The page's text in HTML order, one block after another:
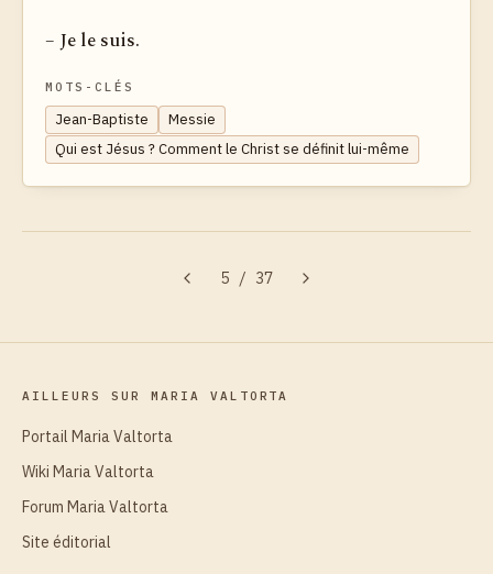
– Je le suis.
MOTS-CLÉS
Jean-Baptiste
Messie
Qui est Jésus ? Comment le Christ se définit lui-même
5 / 37
AILLEURS SUR MARIA VALTORTA
Portail Maria Valtorta
Wiki Maria Valtorta
Forum Maria Valtorta
Site éditorial